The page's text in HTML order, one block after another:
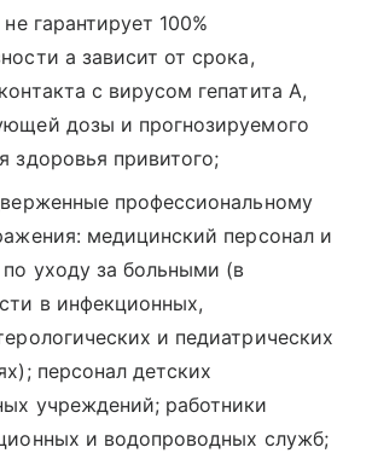
не гарантирует 100%
а зависит от срока,
с вирусом гепатита А,
дозы и прогнозируемого
здоровья привитого;
профессиональному
медицинский персонал и
по уходу за больными (в
в инфекционных,
и педиатрических
персонал детских
учреждений; работники
и водопроводных служб;